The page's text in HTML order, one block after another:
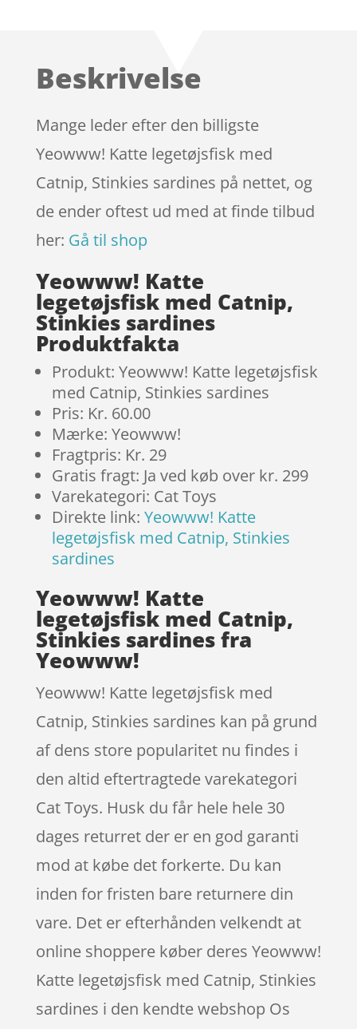
på
mmelser
Beskrivelse
Mange leder efter den billigste
Yeowww! Katte legetøjsfisk med
Catnip, Stinkies sardines på nettet, og
de ender oftest ud med at finde tilbud
her: Gå til shop
Yeowww! Katte
legetøjsfisk med Catnip,
Stinkies sardines
Produktfakta
Produkt: Yeowww! Katte legetøjsfisk
med Catnip, Stinkies sardines
Pris: Kr. 60.00
Mærke: Yeowww!
Fragtpris: Kr. 29
Gratis fragt: Ja ved køb over kr. 299
Varekategori: Cat Toys
Direkte link: Yeowww! Katte
legetøjsfisk med Catnip, Stinkies
sardines
Yeowww! Katte
legetøjsfisk med Catnip,
Stinkies sardines fra
Yeowww!
Yeowww! Katte legetøjsfisk med
Catnip, Stinkies sardines kan på grund
af dens store popularitet nu findes i
den altid eftertragtede varekategori
Cat Toys. Husk du får hele hele 30
dages returret der er en god garanti
mod at købe det forkerte. Du kan
inden for fristen bare returnere din
vare. Det er efterhånden velkendt at
online shoppere køber deres Yeowww!
Katte legetøjsfisk med Catnip, Stinkies
sardines i den kendte webshop Os